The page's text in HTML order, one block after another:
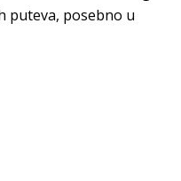
puteva, posebno u